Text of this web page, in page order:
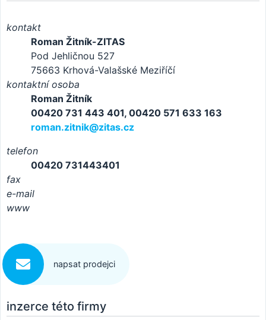
kontakt
Roman Žitník-ZITAS
Pod Jehličnou 527
75663 Krhová-Valašské Meziříčí
kontaktní osoba
Roman Žitník
00420 731 443 401, 00420 571 633 163
roman.zitnik@zitas.cz
telefon
00420 731443401
fax
e-mail
www
napsat prodejci
inzerce této firmy